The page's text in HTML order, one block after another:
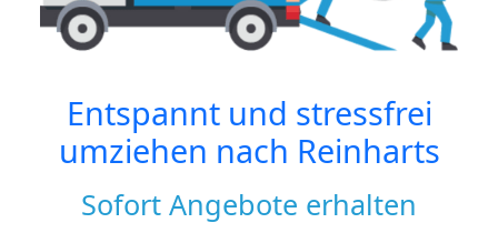
Entspannt und stressfrei
umziehen nach Reinharts
Sofort Angebote erhalten